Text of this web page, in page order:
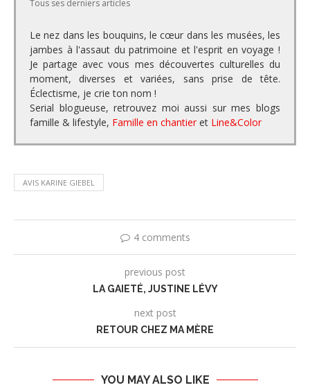
Tous ses derniers articles
Le nez dans les bouquins, le cœur dans les musées, les
jambes à l'assaut du patrimoine et l'esprit en voyage !
Je partage avec vous mes découvertes culturelles du
moment, diverses et variées, sans prise de tête.
Éclectisme, je crie ton nom !
Serial blogueuse, retrouvez moi aussi sur mes blogs
famille & lifestyle, Famille en chantier et Line&Color
AVIS KARINE GIEBEL
4 comments
previous post
LA GAIETÉ, JUSTINE LÉVY
next post
RETOUR CHEZ MA MÈRE
YOU MAY ALSO LIKE